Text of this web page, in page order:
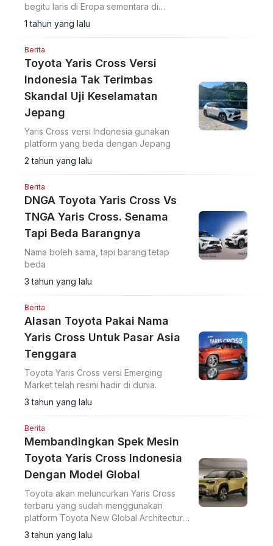
begitu laris di Eropa sementara di
Indonesia tidak bernasib serupa.
1 tahun yang lalu
Berita
Toyota Yaris Cross Versi
Indonesia Tak Terimbas
Skandal Uji Keselamatan
Jepang
Yaris Cross versi Indonesia gunakan
platform yang beda dengan Jepang
2 tahun yang lalu
Berita
DNGA Toyota Yaris Cross Vs
TNGA Yaris Cross. Senama
Tapi Beda Barangnya
Nama boleh sama, tapi barang tetap
beda
3 tahun yang lalu
Berita
Alasan Toyota Pakai Nama
Yaris Cross Untuk Pasar Asia
Tenggara
Toyota Yaris Cross versi Emerging
Market telah resmi hadir di dunia.
3 tahun yang lalu
Berita
Membandingkan Spek Mesin
Toyota Yaris Cross Indonesia
Dengan Model Global
Toyota akan meluncurkan Yaris Cross
terbaru yang sudah menggunakan
platform Toyota New Global Architecture
atau TNGA-B. Simak spesifikasi dan
3 tahun yang lalu